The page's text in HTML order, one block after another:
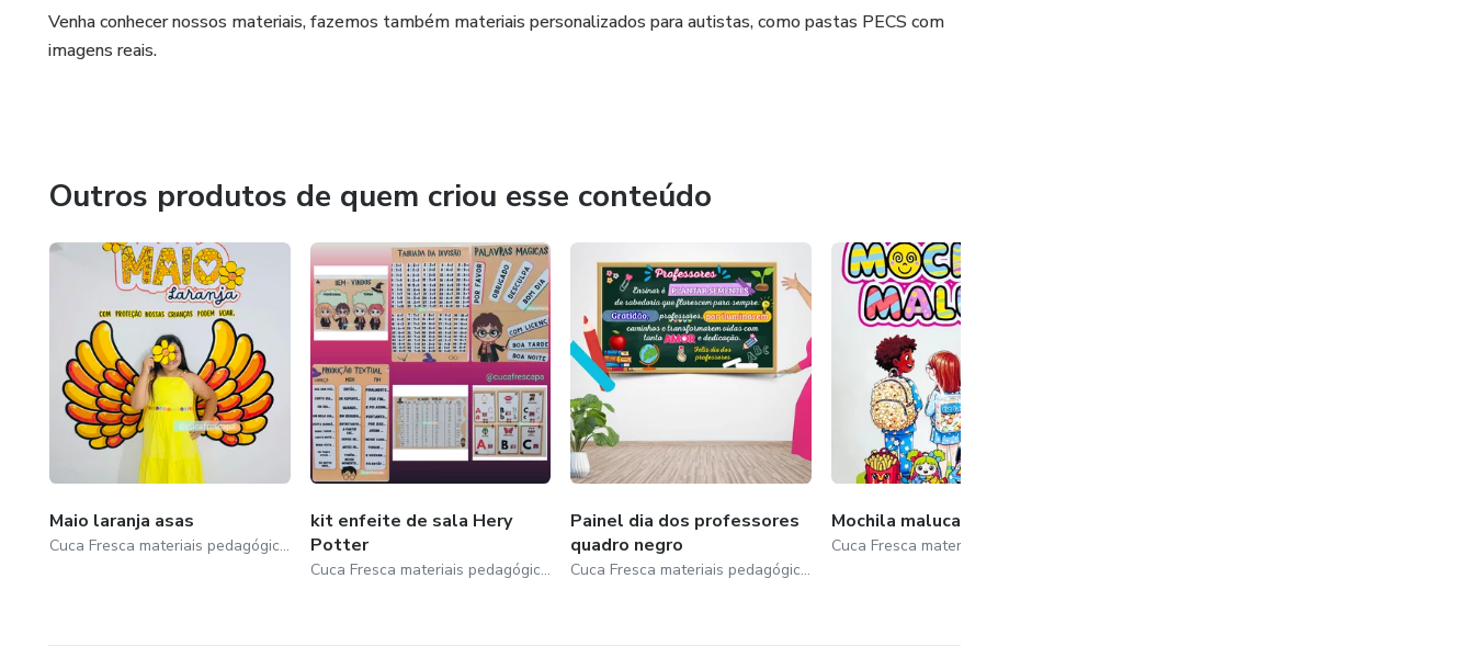
Venha conhecer nossos materiais, fazemos também materiais personalizados para autistas, como pastas PECS com
imagens reais.
Outros produtos de quem criou esse conteúdo
Maio laranja asas
Cuca Fresca materiais pedagógicos
kit enfeite de sala Hery
Potter
Cuca Fresca materiais pedagógicos
Painel dia dos professores
quadro negro
Cuca Fresca materiais pedagógicos
Mochila maluca 🎒🤪